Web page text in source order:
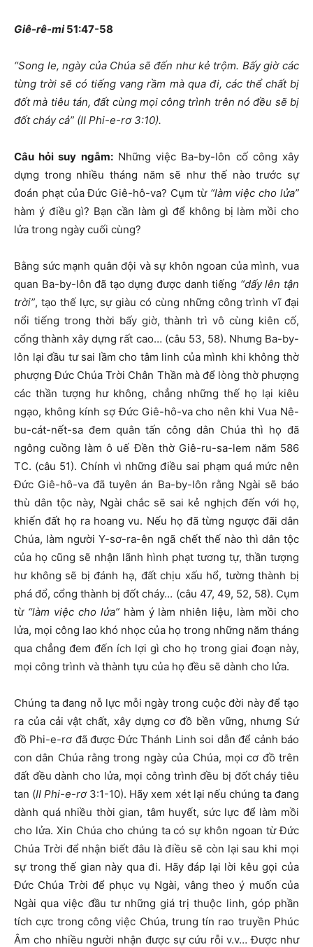
Giê-rê-mi51:47-58
“Song le, ngày của Chúa sẽ đến như kẻ trộm. Bấy giờ các
từng trời sẽ có tiếng vang rầm mà qua đi, các thể chất bị
đốt mà tiêu tán, đất cùng mọi công trình trên nó đều sẽ bị
đốt cháy cả” (II Phi-e-rơ 3:10).
Câu hỏi suy ngẫm:Những việc Ba-by-lôn cố công xây
dựng trong nhiều tháng năm sẽ như thế nào trước sự
đoán phạt của Đức Giê-hô-va? Cụm từ “làm việc cho lửa”
hàm ý điều gì? Bạn cần làm gì để không bị làm mồi cho
lửa trong ngày cuối cùng?
Bằng sức mạnh quân đội và sự khôn ngoan của mình, vua
quan Ba-by-lôn đã tạo dựng được danh tiếng “dấy lên tận
trời”, tạo thế lực, sự giàu có cùng những công trình vĩ đại
nổi tiếng trong thời bấy giờ, thành trì vô cùng kiên cố,
cổng thành xây dựng rất cao… (câu 53, 58). Nhưng Ba-by-
lôn lại đầu tư sai lầm cho tâm linh của mình khi không thờ
phượng Đức Chúa Trời Chân Thần mà để lòng thờ phượng
các thần tượng hư không, chẳng những thế họ lại kiêu
ngạo, không kính sợ Đức Giê-hô-va cho nên khi Vua Nê-
bu-cát-nết-sa đem quân tấn công dân Chúa thì họ đã
ngông cuồng làm ô uế Đền thờ Giê-ru-sa-lem năm 586
TC. (câu 51). Chính vì những điều sai phạm quá mức nên
Đức Giê-hô-va đã tuyên án Ba-by-lôn rằng Ngài sẽ báo
thù dân tộc này, Ngài chắc sẽ sai kẻ nghịch đến với họ,
khiến đất họ ra hoang vu. Nếu họ đã từng ngược đãi dân
Chúa, làm người Y-sơ-ra-ên ngã chết thế nào thì dân tộc
của họ cũng sẽ nhận lãnh hình phạt tương tự, thần tượng
hư không sẽ bị đánh hạ, đất chịu xấu hổ, tường thành bị
phá đổ, cổng thành bị đốt cháy… (câu 47, 49, 52, 58). Cụm
từ “làm việc cho lửa”hàm ý làm nhiên liệu, làm mồi cho
lửa, mọi công lao khó nhọc của họ trong những năm tháng
qua chẳng đem đến ích lợi gì cho họ trong giai đoạn này,
mọi công trình và thành tựu của họ đều sẽ dành cho lửa.
Chúng ta đang nỗ lực mỗi ngày trong cuộc đời này để tạo
ra của cải vật chất, xây dựng cơ đồ bền vững, nhưng Sứ
đồ Phi-e-rơ đã được Đức Thánh Linh soi dẫn để cảnh báo
con dân Chúa rằng trong ngày của Chúa, mọi cơ đồ trên
đất đều dành cho lửa, mọi công trình đều bị đốt cháy tiêu
tan (II Phi-e-rơ3:1-10). Hãy xem xét lại nếu chúng ta đang
dành quá nhiều thời gian, tâm huyết, sức lực để làm mồi
cho lửa. Xin Chúa cho chúng ta có sự khôn ngoan từ Đức
Chúa Trời để nhận biết đâu là điều sẽ còn lại sau khi mọi
sự trong thế gian này qua đi. Hãy đáp lại lời kêu gọi của
Đức Chúa Trời để phục vụ Ngài, vâng theo ý muốn của
Ngài qua việc đầu tư những giá trị thuộc linh, góp phần
tích cực trong công việc Chúa, trung tín rao truyền Phúc
Âm cho nhiều người nhận được sự cứu rỗi v.v… Được như